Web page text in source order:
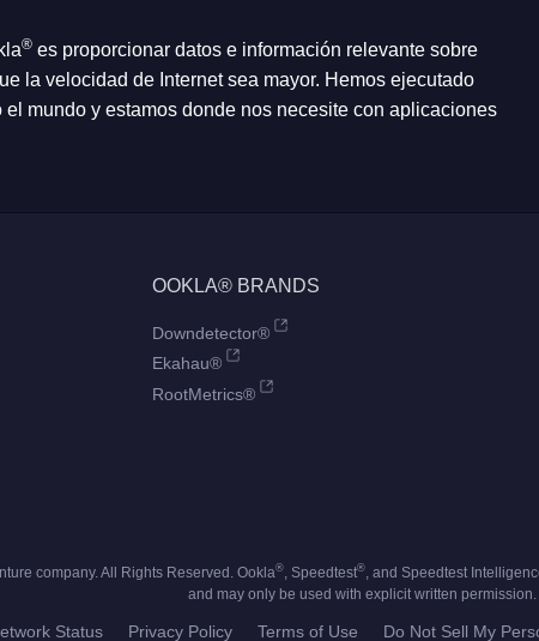
® es proporcionar datos e información relevante sobre
la velocidad de Internet sea mayor. Hemos ejecutado
mundo y estamos donde nos necesite con aplicaciones
OOKLA® BRANDS
Downdetector®
Ekahau®
RootMetrics®
company. All Rights Reserved. Ookla®, Speedtest®, and Speedtest
and may only be used with explicit written permission.
Status Privacy Policy Terms of Use Do Not Sell My